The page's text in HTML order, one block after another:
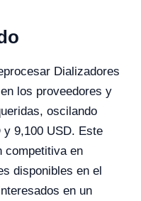
Dializadores
los proveedores y
oscilando
y 9,100 USD. Este
competitiva en
disponibles en el
en un